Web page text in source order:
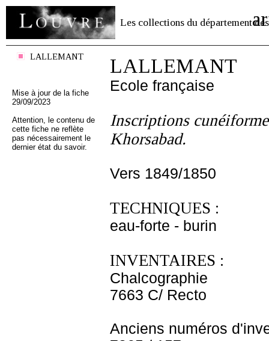
Les collections du département des
LALLEMANT
Mise à jour de la fiche
29/09/2023
Attention, le contenu de
cette fiche ne reflète
pas nécessairement le
dernier état du savoir.
LALLEMANT
Ecole française
Inscriptions
Khorsabad.
Vers 1849/1850
TECHNIQUES :
eau-forte - burin
INVENTAIRES :
Chalcographie
7663 C/ Recto
Anciens numéros